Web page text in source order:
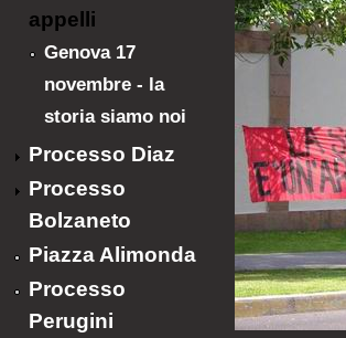
appelli
Genova 17
novembre - la
storia siamo noi
Processo Diaz
Processo
Bolzaneto
Piazza Alimonda
Processo
Perugini